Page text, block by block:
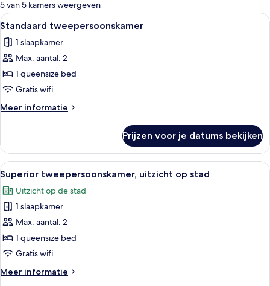
kamers
5 van 5 kamers weergeven
Alle
foto's
voor
Standaard
tweepersoonskamer
laden
Hotelkamer met een groot bed,
23
Standaard tweepersoonskamer
1 slaapkamer
Max. aantal: 2
1 queensize bed
Gratis wifi
Meer informatie
Meer
tweepersoonskamer
Prijzen voor je datums bekijken
Alle
foto's
voor
Superior
tweepersoonskamer,
uitzicht
op
laden
Hotelkamer met een groot bed,
11
Superior tweepersoonskamer, uitzicht op stad
Uitzicht op de stad
1 slaapkamer
Max. aantal: 2
1 queensize bed
Gratis wifi
Meer informatie
Meer